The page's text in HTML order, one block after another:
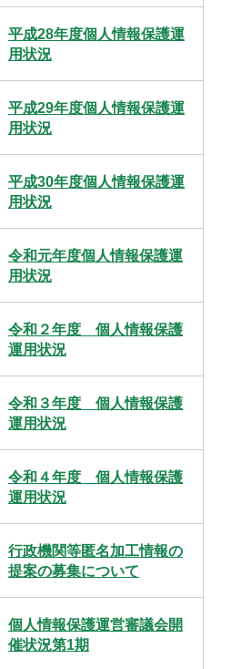
平成28年度個人情報保護運
用状況
平成29年度個人情報保護運
用状況
平成30年度個人情報保護運
用状況
令和元年度個人情報保護運
用状況
令和２年度 個人情報保護
運用状況
令和３年度 個人情報保護
運用状況
令和４年度 個人情報保護
運用状況
行政機関等匿名加工情報の
提案の募集について
個人情報保護運営審議会開
催状況第1期